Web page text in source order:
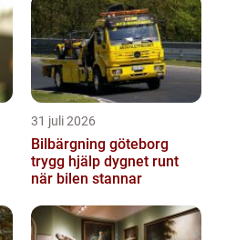
31 juli 2026
Bilbärgning göteborg
trygg hjälp dygnet runt
när bilen stannar